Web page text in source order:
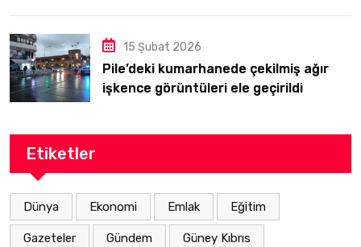
15 Şubat 2026
Pile’deki kumarhanede çekilmiş ağır
işkence görüntüleri ele geçirildi
Etiketler
Dünya Ekonomi Emlak Eğitim
Gazeteler Gündem Güney Kıbrıs